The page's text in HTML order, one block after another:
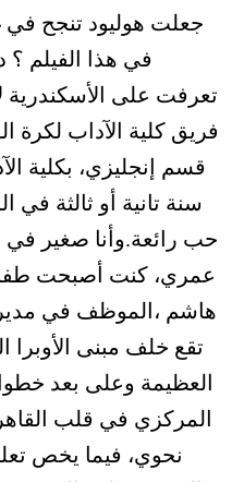
جعلت هوليود تنجح في
في هذا الفيلم ؟
تعرفت على الأسكندرية
فريق كلية الآداب لكرة
قسم إنجليزي، بكلية
سنة تانية أو ثالثة في
حب رائعة.وأنا صغير
عمري، كنت أصبحت
هاشم ،الموظف في
تقع خلف مبنى الأوبرا
العظيمة وعلى بعد
المركزي في قلب
نحوي، فيما يخص